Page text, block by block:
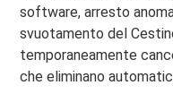
software, arresto
svuotamento del
temporaneamente
che eliminano